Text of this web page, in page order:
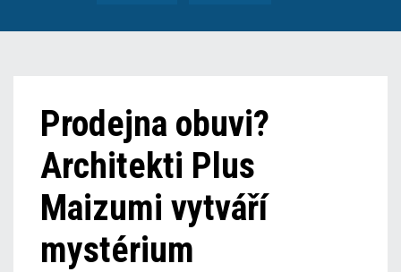
Prodejna obuvi?
Architekti Plus
Maizumi vytváří
mystérium